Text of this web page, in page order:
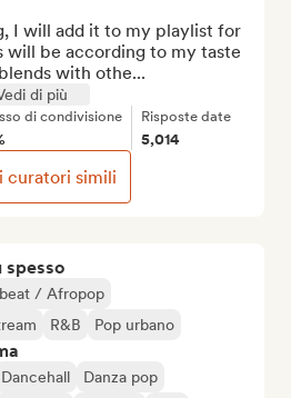
spesso
/ Afropop
R&B Pop urbano
Dancehall
Danza pop
I will add it to my playlist for
will be according to my taste
with othe...
di più
di condivisione Risposte date
5,014
curatori simili